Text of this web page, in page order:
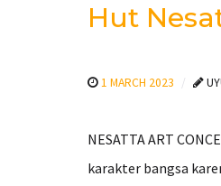
Hut
1 MARCH 2023
NESATTA ART
karakter bangsa